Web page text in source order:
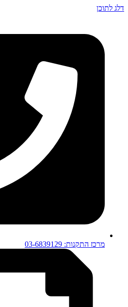
דלג לתוכן
מרכז התקנות: 03-6839129